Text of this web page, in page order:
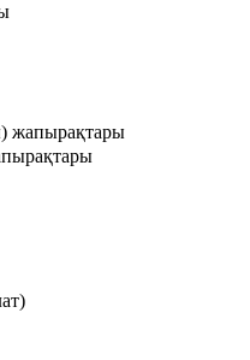
жапырақтары